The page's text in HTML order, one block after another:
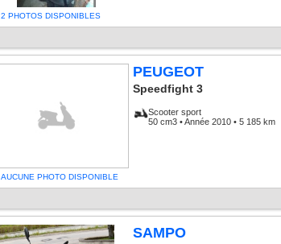
2 PHOTOS DISPONIBLES
AUCUNE PHOTO DISPONIBLE
PEUGEOT
Speedfight 3
Scooter sport
50 cm3 • Année 2010 • 5 185 km
SAMPO